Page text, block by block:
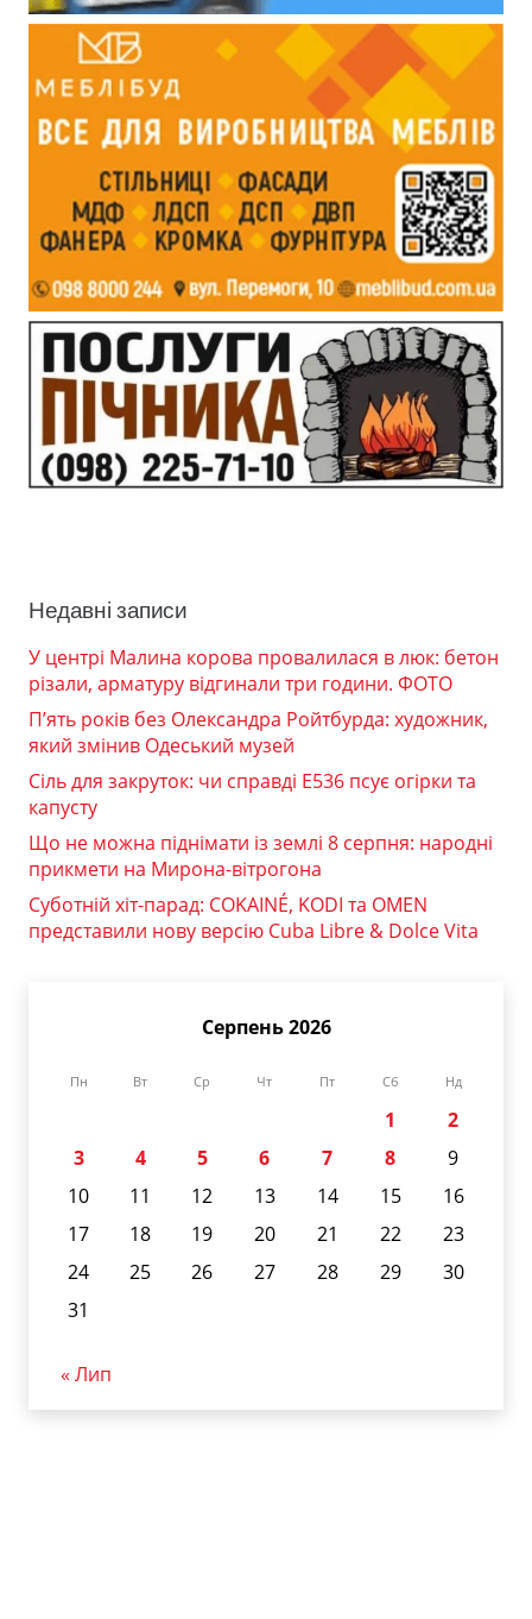
Недавні записи
У центрі Малина корова провалилася в люк: бетон
різали, арматуру відгинали три години. ФОТО
П’ять років без Олександра Ройтбурда: художник,
який змінив Одеський музей
Сіль для закруток: чи справді Е536 псує огірки та
капусту
Що не можна піднімати із землі 8 серпня: народні
прикмети на Мирона-вітрогона
Суботній хіт-парад: COKAINÉ, KODI та OMEN
представили нову версію Cuba Libre & Dolce Vita
Серпень 2026
Пн Вт Ср Чт Пт Сб Нд
1
2
3
4 5 6 7 8
9
10
11 12 13 14 15
16
17
18 19 20 21 22
23
24
25 26 27 28 29
30
31
« Лип